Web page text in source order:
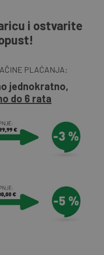
i ostvarite
PLAĆANJA:
jednokratno,
do 6 rata